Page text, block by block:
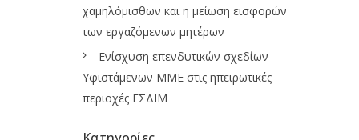
χαμηλόμισθων και η μείωση εισφορών
των εργαζόμενων μητέρων
Ενίσχυση επενδυτικών σχεδίων
Υφιστάμενων ΜΜΕ στις ηπειρωτικές
περιοχές ΕΣΔΙΜ